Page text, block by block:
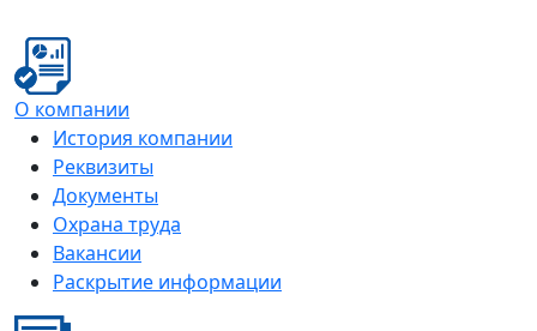
О компании
История компании
Реквизиты
Документы
Охрана труда
Вакансии
Раскрытие информации